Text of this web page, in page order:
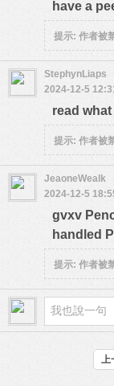
have a
提示: 作者被
StephynLiaps
2024-12-5
read
提示: 作者被
JeaoneWealk
2024-12-5
gvxv
handled
提示: 作者被
上